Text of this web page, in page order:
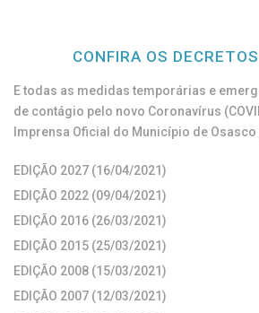
CONFIRA OS
E todas as medidas temporárias e
de contágio pelo novo Coronavírus
Imprensa Oficial do Município de Osasco
EDIÇÃO 2027 (16/04/2021)
EDIÇÃO 2022 (09/04/2021)
EDIÇÃO 2016 (26/03/2021)
EDIÇÃO 2015 (25/03/2021)
EDIÇÃO 2008 (15/03/2021)
EDIÇÃO 2007 (12/03/2021)